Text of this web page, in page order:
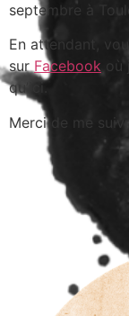
septembre à
En attendant,
surFacebook où
qu’ici.
Merci de me